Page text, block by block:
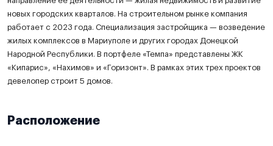
новых городских кварталов. На строительном рынке компания
работает с 2023 года. Специализация застройщика — возведение
жилых комплексов в Мариуполе и других городах Донецкой
Народной Республики. В портфеле «Темпа» представлены ЖК
«Кипарис», «Нахимов» и «Горизонт». В рамках этих трех проектов
девелопер строит 5 домов.
Расположение